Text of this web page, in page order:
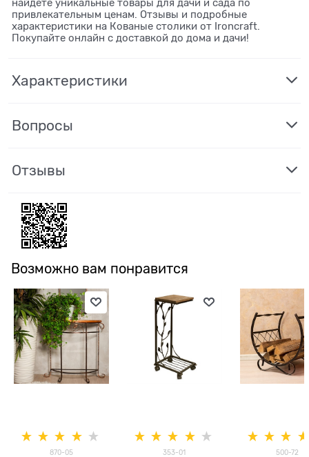
найдете уникальные товары для дачи и сада по
привлекательным ценам. Отзывы и подробные
характеристики на Кованые cтолики от Ironcraft.
Покупайте онлайн с доставкой до дома и дачи!
Характеристики
Вопросы
Отзывы
Возможно вам понравится
870-05 353-01 500-72